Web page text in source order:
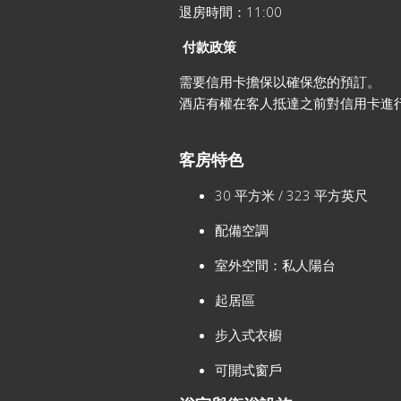
退房時間：11:00
付款政策
需要信用卡擔保以確保您的預訂。
酒店有權在客人抵達之前對信用卡進
客房特色
30 平方米 / 323 平方英尺
配備空調
室外空間：私人陽台
起居區
步入式衣櫥
可開式窗戶